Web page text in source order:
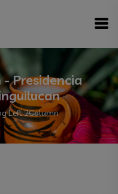
Presidencia
Left 2Column